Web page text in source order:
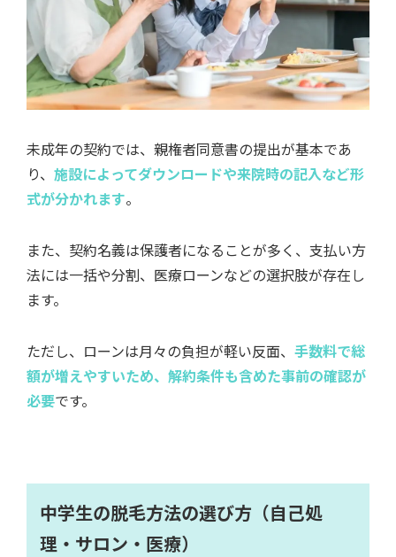
未成年の契約では、親権者同意書の提出が基本であ
り、 施設によってダウンロードや来院時の記入など形
式が分かれます。
また、契約名義は保護者になることが多く、支払い方
法には一括や分割、医療ローンなどの選択肢が存在し
ます。
ただし、ローンは月々の負担が軽い反面、 手数料で総
額が増えやすいため、解約条件も含めた事前の確認が
必要です。
中学生の脱毛方法の選び方（自己処
理・サロン・医療）